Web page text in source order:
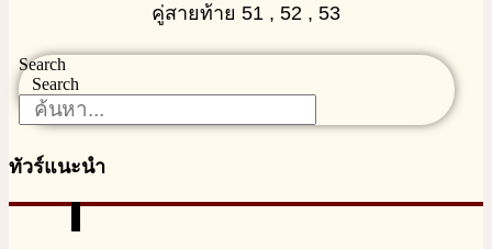
คู่สายท้าย 51 , 52 , 53
Search
Search
ทัวร์แนะนำ